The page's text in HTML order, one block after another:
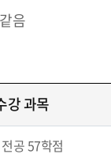
음
강 과목
공 57학점